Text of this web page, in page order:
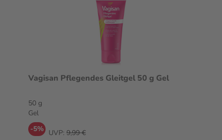
Vagisan Pflegendes Gleitgel 50 g Gel
50 g
Gel
-5% UVP: 9,99 €